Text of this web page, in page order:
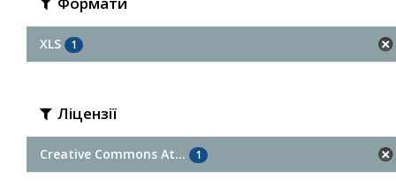
XLS 1
Ліцензії
Creative Commons At... 1